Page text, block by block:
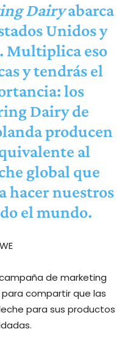
Dairyabarca
Unidos y
Multiplica eso
y tendrás el
los
Dairy de
producen
al
global que
hacer nuestros
el mundo.
de marketing
compartir que las
para sus productos